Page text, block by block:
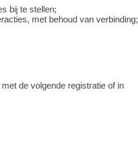
bij te stellen;
met behoud van verbinding;
de volgende registratie of in